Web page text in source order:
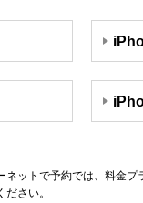
ネットで予約では、料金プ
さい。